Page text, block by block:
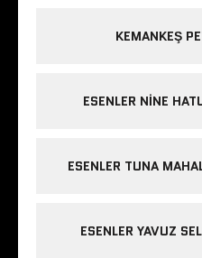
KEMANKEŞ
ESENLER NINE
ESENLER TUNA
ESENLER YAVUZ